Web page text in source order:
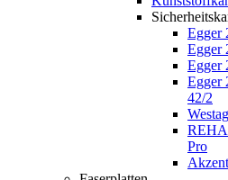
Egger
Egger
Egger
Egger
42/2
Pro